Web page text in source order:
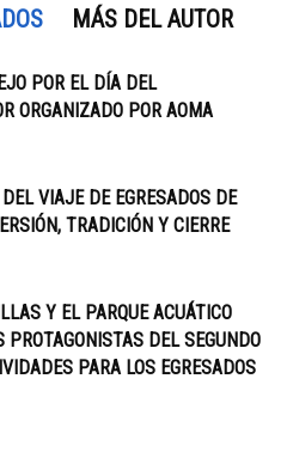
MÁS DEL AUTOR
POR EL DÍA DEL
ORGANIZADO POR AOMA
VIAJE DE EGRESADOS DE
TRADICIÓN Y CIERRE
Y EL PARQUE ACUÁTICO
PROTAGONISTAS DEL SEGUNDO
PARA LOS EGRESADOS